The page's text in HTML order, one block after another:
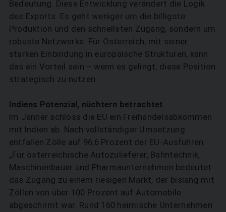
Bedeutung. Diese Entwicklung verändert die Logik
des Exports. Es geht weniger um die billigste
Produktion und den schnellsten Zugang, sondern um
robuste Netzwerke. Für Österreich, mit seiner
starken Einbindung in europäische Strukturen, kann
das ein Vorteil sein – wenn es gelingt, diese Position
strategisch zu nutzen.
Indiens Potenzial, nüchtern betrachtet
Im Jänner schloss die EU ein Freihandelsabkommen
mit Indien ab. Nach vollständiger Umsetzung
entfallen Zölle auf 96,6 Prozent der EU-Ausfuhren.
„Für österreichische Autozulieferer, Bahntechnik,
Maschinenbauer und Pharmaunternehmen bedeutet
das Zugang zu einem riesigen Markt, der bislang mit
Zöllen von über 100 Prozent auf Automobile
abgeschirmt war. Rund 160 heimische Unternehmen